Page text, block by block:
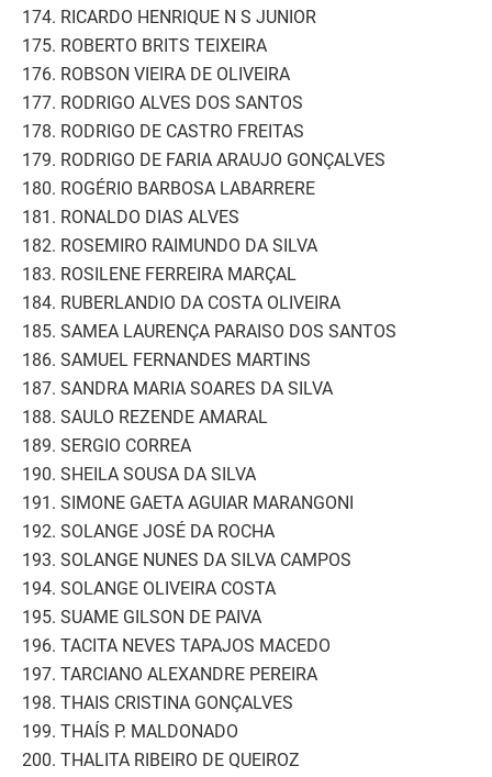
174. RICARDO HENRIQUE N S JUNIOR
175. ROBERTO BRITS TEIXEIRA
176. ROBSON VIEIRA DE OLIVEIRA
177. RODRIGO ALVES DOS SANTOS
178. RODRIGO DE CASTRO FREITAS
179. RODRIGO DE FARIA ARAUJO GONÇALVES
180. ROGÉRIO BARBOSA LABARRERE
181. RONALDO DIAS ALVES
182. ROSEMIRO RAIMUNDO DA SILVA
183. ROSILENE FERREIRA MARÇAL
184. RUBERLANDIO DA COSTA OLIVEIRA
185. SAMEA LAURENÇA PARAISO DOS SANTOS
186. SAMUEL FERNANDES MARTINS
187. SANDRA MARIA SOARES DA SILVA
188. SAULO REZENDE AMARAL
189. SERGIO CORREA
190. SHEILA SOUSA DA SILVA
191. SIMONE GAETA AGUIAR MARANGONI
192. SOLANGE JOSÉ DA ROCHA
193. SOLANGE NUNES DA SILVA CAMPOS
194. SOLANGE OLIVEIRA COSTA
195. SUAME GILSON DE PAIVA
196. TACITA NEVES TAPAJOS MACEDO
197. TARCIANO ALEXANDRE PEREIRA
198. THAIS CRISTINA GONÇALVES
199. THAÍS P. MALDONADO
200. THALITA RIBEIRO DE QUEIROZ